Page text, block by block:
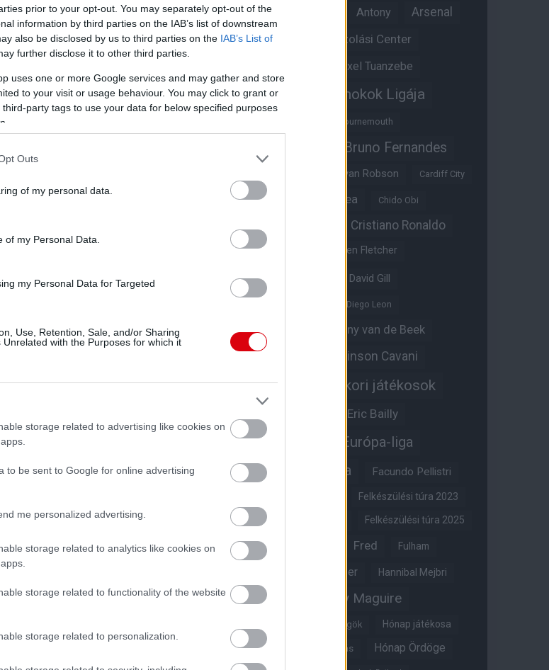
prior to your opt-out. You may separately opt-out of the
information by third parties on the IAB’s list of downstream
also be disclosed by us to third parties on the IAB’s List of
further disclose it to other third parties.
uses one or more Google services and may gather and store
to your visit or usage behaviour. You may click to grant or
party tags to use your data for below specified purposes
Outs
of my personal data.
my Personal Data.
my Personal Data for Targeted
Use, Retention, Sale, and/or Sharing
with the Purposes for which it
storage related to advertising like cookies on
to be sent to Google for online advertising
me personalized advertising.
storage related to analytics like cookies on
storage related to functionality of the website
storage related to personalization.
Anthony Martial Antony Arsenal
Aston Villa Átigazolási Center
Axel Tuanzebe
Ayden Heaven Bajnokok Ligája
Bournemouth
Bruno Fernandes
Bryan Robson Cardiff City
Casemiro Chelsea Chido Obi
Cristiano Ronaldo
Crystal Palace Darren Fletcher
David De Gea David Gill
Diego Leon
Diogo Dalot
Donny van de Beek
Edinson Cavani
Edzői stáb Egykori játékosok
Eric Bailly
Erik ten Hag Európa-liga
Everton FA-kupa Facundo Pellistri
Felkészülési túra 2023
Felkészülési túra 2024 Felkészülési túra 2025
Felkészülési túra 2026 Fred Fulham
Glazer Hannibal Mejbri
Harry Amass Harry Maguire
Híres magyar Vörös Ördögök Hónap játékosa
Hónap legjobbja szavazás Hónap Ördöge